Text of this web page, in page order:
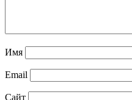
Имя
Email
Сайт